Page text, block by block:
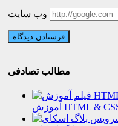
وب سایت
مطالب تصادفی